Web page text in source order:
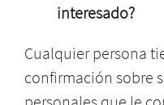
interesado?
Cualquier persona
confirmación sobre